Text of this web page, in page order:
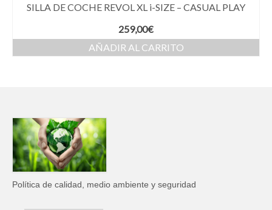
SILLA DE COCHE REVOL XL i-SIZE – CASUAL PLAY
259,00€
AÑADIR AL CARRITO
Política de calidad, medio ambiente y seguridad